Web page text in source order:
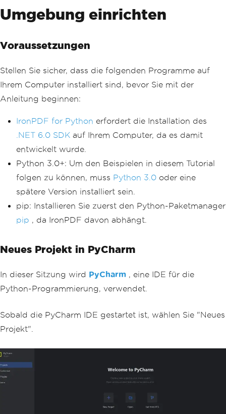
Umgebung einrichten
Voraussetzungen
Stellen Sie sicher, dass die folgenden Programme auf
Ihrem Computer installiert sind, bevor Sie mit der
Anleitung beginnen:
IronPDF for Python erfordert die Installation des
.NET 6.0 SDK auf Ihrem Computer, da es damit
entwickelt wurde.
Python 3.0+: Um den Beispielen in diesem Tutorial
folgen zu können, muss Python 3.0 oder eine
spätere Version installiert sein.
pip: Installieren Sie zuerst den Python-Paketmanager
pip , da IronPDF davon abhängt.
Neues Projekt in PyCharm
In dieser Sitzung wird PyCharm , eine IDE für die
Python-Programmierung, verwendet.
Sobald die PyCharm IDE gestartet ist, wählen Sie "Neues
Projekt".